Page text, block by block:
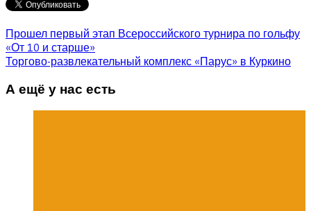
Прошел первый этап Всероссийского турнира по гольфу
«От 10 и старше»
Торгово-развлекательный комплекс «Парус» в Куркино
А ещё у нас есть